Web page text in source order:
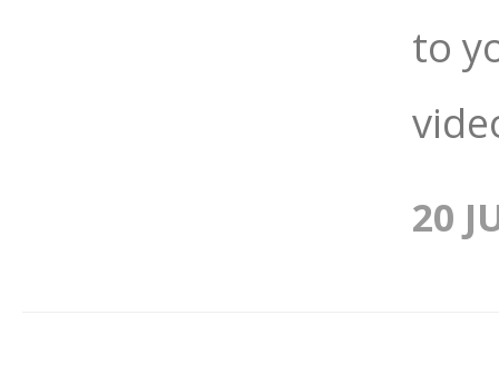
to
20